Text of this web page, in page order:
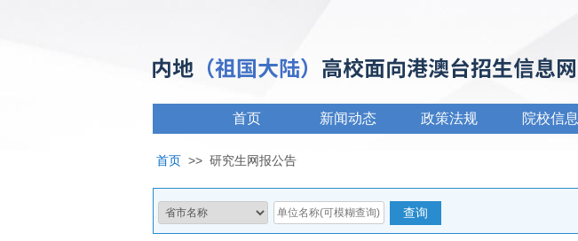
首页 新闻动态 政策法规 院校信息
首页 >> 研究生网报公告